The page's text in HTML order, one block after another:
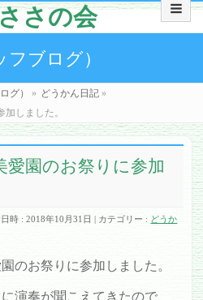
さの会
ブログ）
グ） » どうかん日記 »
しました。
園のお祭りに参加
時 : 2018年10月31日 カテゴリー : どうか
のお祭りに参加しました。
演奏が聞こえてきたので、